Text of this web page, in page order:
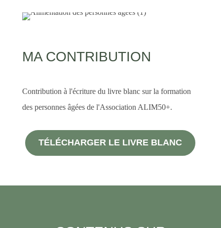
MA CONTRIBUTION
Contribution à l'écriture du livre blanc sur la formation
des personnes âgées de l'Association ALIM50+.
TÉLÉCHARGER LE LIVRE BLANC